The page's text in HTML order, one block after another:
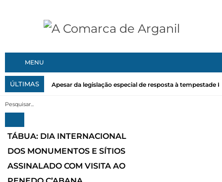
MENU
ÚLTIMAS Apesar da legislação especial de resposta à tempestade
TÁBUA: DIA INTERNACIONAL
DOS MONUMENTOS E SÍTIOS
ASSINALADO COM VISITA AO